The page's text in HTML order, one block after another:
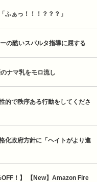
ふぁっ！！！？？？」
の酷いスパルタ指導に屈する
ナマ乳をモロ流し
的で秩序ある行動をしてくださ
化政府方針に「ヘイトがより進
！】 【New】Amazon Fire